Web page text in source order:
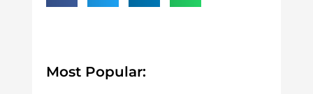
Most Popular: